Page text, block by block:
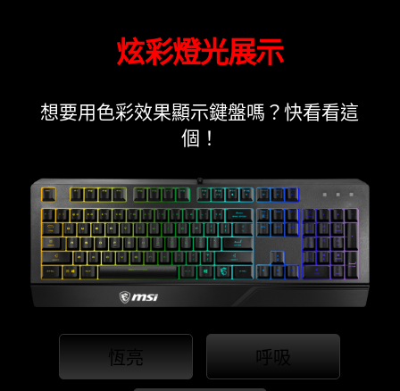
炫彩燈光展示
想要用色彩效果顯示鍵盤嗎？快看看這
個！
恆亮 呼吸